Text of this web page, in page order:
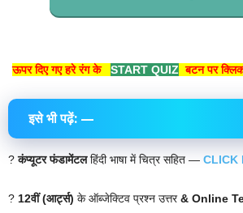
ऊपर दिए गए हरे रंग के START QUIZ बटन पर
इसे भी पढ़ें: —
?कंप्यूटर फंडामेंटलहिंदी भाषा में चित्र सहित — CLICK
? 12वीं (आर्ट्स) के ऑब्जेक्टिव प्रश्न उत्तर& Online